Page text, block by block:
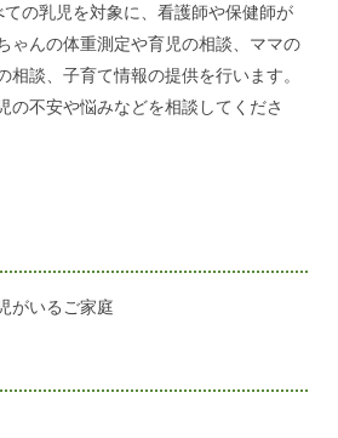
の乳児を対象に、看護師や保健師が
ゃんの体重測定や育児の相談、ママの
相談、子育て情報の提供を行います。
の不安や悩みなどを相談してくださ
がいるご家庭